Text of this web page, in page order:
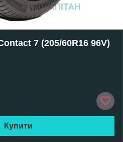
7 (205/60R16 96V)
Купити